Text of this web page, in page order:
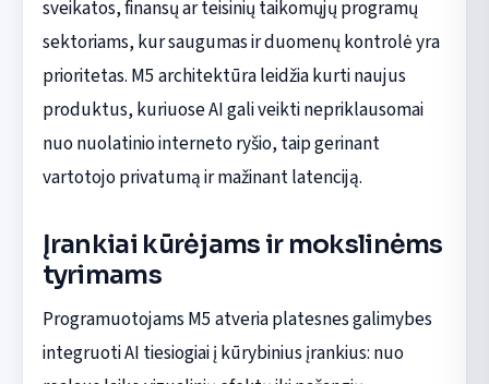
sveikatos, finansų ar teisinių taikomųjų programų
sektoriams, kur saugumas ir duomenų kontrolė yra
prioritetas. M5 architektūra leidžia kurti naujus
produktus, kuriuose AI gali veikti nepriklausomai
nuo nuolatinio interneto ryšio, taip gerinant
vartotojo privatumą ir mažinant latenciją.
Įrankiai kūrėjams ir mokslinėms
tyrimams
Programuotojams M5 atveria platesnes galimybes
integruoti AI tiesiogiai į kūrybinius įrankius: nuo